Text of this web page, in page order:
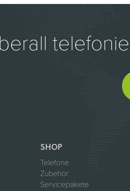
SHOP
Telefone
Zubehör
Servicepakete